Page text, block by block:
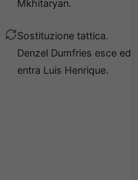
Mkhitaryan.
Sostituzione tattica.
Denzel Dumfries esce ed
entra Luis Henrique.